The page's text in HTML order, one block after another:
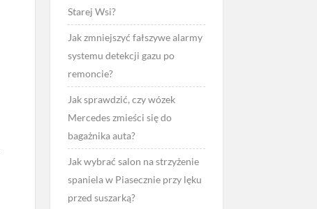
Starej Wsi?
Jak zmniejszyć fałszywe alarmy
systemu detekcji gazu po
remoncie?
Jak sprawdzić, czy wózek
Mercedes zmieści się do
bagażnika auta?
Jak wybrać salon na strzyżenie
spaniela w Piasecznie przy lęku
przed suszarką?